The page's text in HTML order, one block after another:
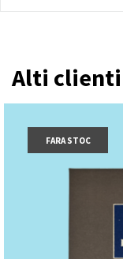
Alti clienti
FARA STOC